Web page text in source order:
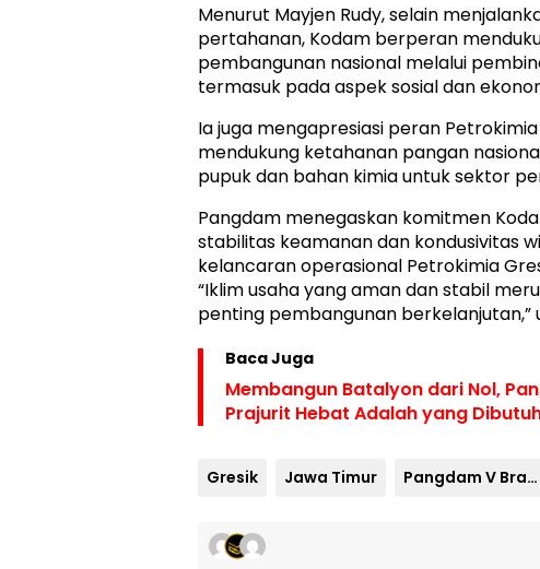
Menurut Mayjen Rudy, selain
pertahanan, Kodam berperan
pembangunan nasional melalui
termasuk pada aspek sosial dan
Ia juga mengapresiasi peran
mendukung ketahanan pangan
pupuk dan bahan kimia untuk sektor
Pangdam menegaskan komitmen
stabilitas keamanan dan kondusivitas
kelancaran operasional Petrokimia
“Iklim usaha yang aman dan stabil
penting pembangunan berkelanjutan,”
Baca Juga
Membangun Batalyon dari Nol,
Prajurit Hebat Adalah yang
Gresik Jawa Timur Pangdam V Brawijaya